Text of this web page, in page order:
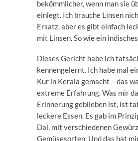
bekömmlicher, wenn man sie
einlegt. Ich brauche Linsen
Ersatz, aber es gibt einfach
mit Linsen. So wie ein
Dieses Gericht habe ich
kennengelernt. Ich habe mal
Kur in Kerala gemacht – das
extreme Erfahrung. Was mir
Erinnerung geblieben ist, ist
leckere Essen. Es gab im
Dal, mit verschiedenen
Gemüsesorten. Und das hat